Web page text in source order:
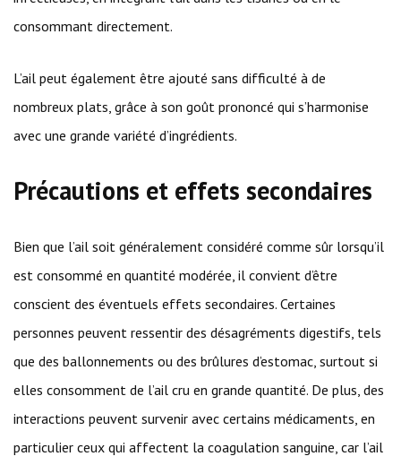
consommant directement.
L’ail peut également être ajouté sans difficulté à de
nombreux plats, grâce à son goût prononcé qui s’harmonise
avec une grande variété d’ingrédients.
Précautions et effets secondaires
Bien que l’ail soit généralement considéré comme sûr lorsqu’il
est consommé en quantité modérée, il convient d’être
conscient des éventuels effets secondaires. Certaines
personnes peuvent ressentir des désagréments digestifs, tels
que des ballonnements ou des brûlures d’estomac, surtout si
elles consomment de l’ail cru en grande quantité. De plus, des
interactions peuvent survenir avec certains médicaments, en
particulier ceux qui affectent la coagulation sanguine, car l’ail